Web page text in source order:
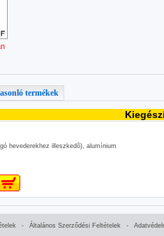
termékek
hevederekhez illeszkedõ), alumínium
- Általános Szerződési Feltételek -